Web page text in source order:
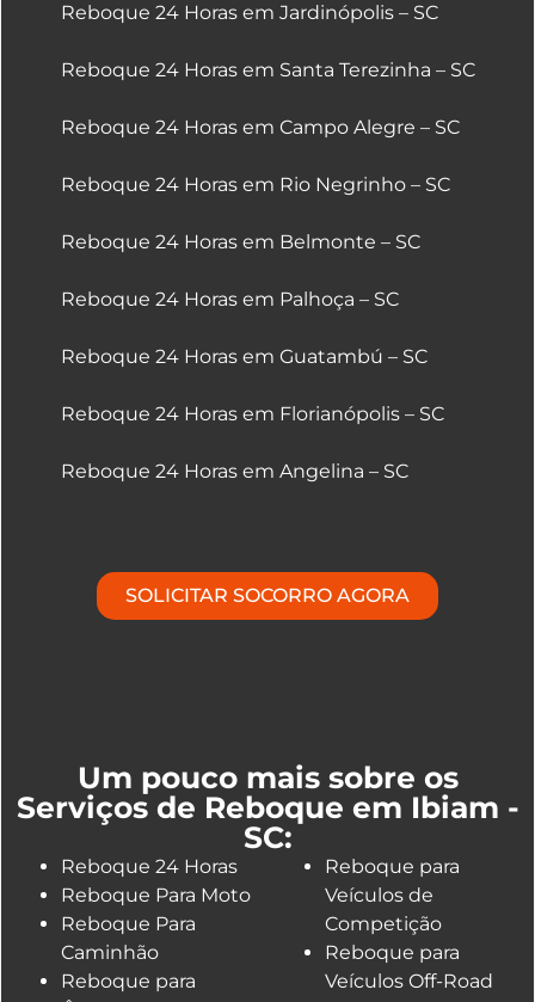
Reboque 24 Horas em Jardinópolis – SC
Reboque 24 Horas em Santa Terezinha – SC
Reboque 24 Horas em Campo Alegre – SC
Reboque 24 Horas em Rio Negrinho – SC
Reboque 24 Horas em Belmonte – SC
Reboque 24 Horas em Palhoça – SC
Reboque 24 Horas em Guatambú – SC
Reboque 24 Horas em Florianópolis – SC
Reboque 24 Horas em Angelina – SC
SOLICITAR SOCORRO AGORA
Um pouco mais sobre os
Serviços de Reboque em Ibiam -
SC:
Reboque 24 Horas
Reboque Para Moto
Reboque Para
Caminhão
Reboque para
Reboque para
Veículos de
Competição
Reboque para
Veículos Off-Road